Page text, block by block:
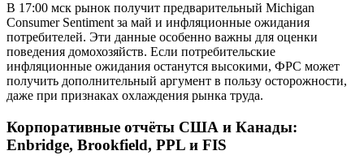
В 17:00 мск рынок получит предварительный Michigan
Consumer Sentiment за май и инфляционные ожидания
потребителей. Эти данные особенно важны для оценки
поведения домохозяйств. Если потребительские
инфляционные ожидания останутся высокими, ФРС может
получить дополнительный аргумент в пользу осторожности,
даже при признаках охлаждения рынка труда.
Корпоративные отчёты США и Канады:
Enbridge, Brookfield, PPL и FIS